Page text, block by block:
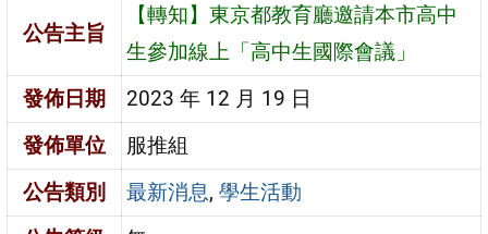
公告主旨
【轉知】東京都教育廳邀請本市高中
生參加線上「高中生國際會議」
發佈日期
2023 年 12 月 19 日
發佈單位
服推組
公告類別
最新消息,學生活動